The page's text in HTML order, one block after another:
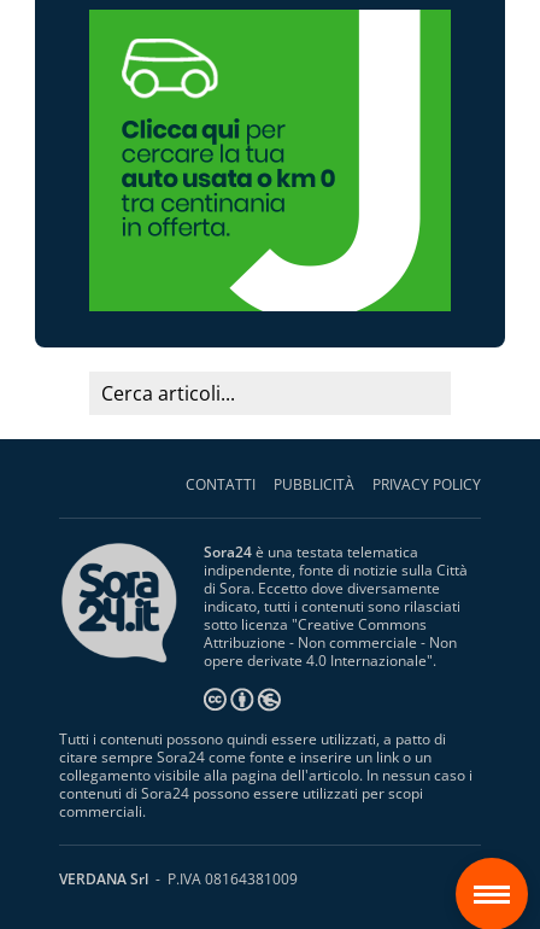
CONTATTI PUBBLICITÀ PRIVACY POLICY
Sora24è una testata telematica
indipendente, fonte di notizie sulla Città
di Sora. Eccetto dove diversamente
indicato, tutti i contenuti sono rilasciati
sotto licenza "Creative Commons
Attribuzione - Non commerciale - Non
opere derivate 4.0 Internazionale".
Tutti i contenuti possono quindi essere utilizzati, a patto di
citare sempre Sora24 come fonte e inserire un link o un
collegamento visibile alla pagina dell'articolo. In nessun caso i
contenuti di Sora24 possono essere utilizzati per scopi
commerciali.
VERDANA Srl - P.IVA 08164381009